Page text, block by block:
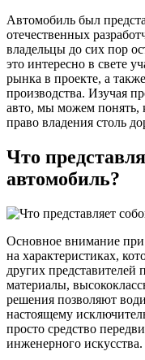
Автомобиль был
отечественных
владельцы до сих пор
это интересно в свете
рынка в проекте, а
производства. Изучая
авто, мы можем понять,
право владения столь
Что
автомобиль?
Основное внимание при
на характеристиках,
других
материалы,
решения позволяют
настоящему
просто средство
инженерного искусства.